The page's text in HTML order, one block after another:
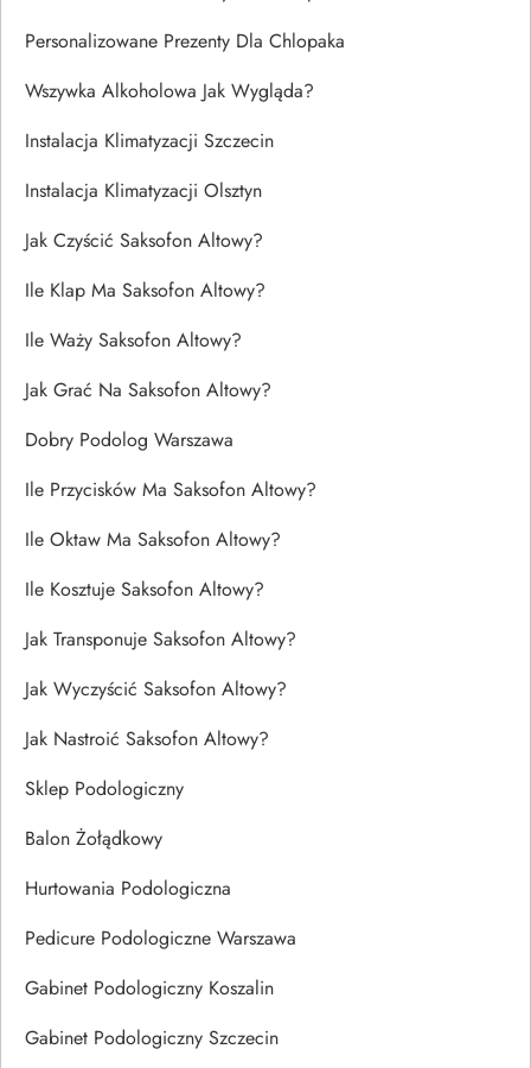
Personalizowane Prezenty Dla Chlopaka
Wszywka Alkoholowa Jak Wygląda?
Instalacja Klimatyzacji Szczecin
Instalacja Klimatyzacji Olsztyn
Jak Czyścić Saksofon Altowy?
Ile Klap Ma Saksofon Altowy?
Ile Waży Saksofon Altowy?
Jak Grać Na Saksofon Altowy?
Dobry Podolog Warszawa
Ile Przycisków Ma Saksofon Altowy?
Ile Oktaw Ma Saksofon Altowy?
Ile Kosztuje Saksofon Altowy?
Jak Transponuje Saksofon Altowy?
Jak Wyczyścić Saksofon Altowy?
Jak Nastroić Saksofon Altowy?
Sklep Podologiczny
Balon Żołądkowy
Hurtowania Podologiczna
Pedicure Podologiczne Warszawa
Gabinet Podologiczny Koszalin
Gabinet Podologiczny Szczecin